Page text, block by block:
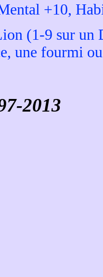
+10,
(1-9 sur un
une fourmi
2013